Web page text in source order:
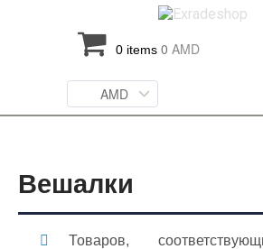
0 items 0 AMD
AMD
Вешалки
Товаров,